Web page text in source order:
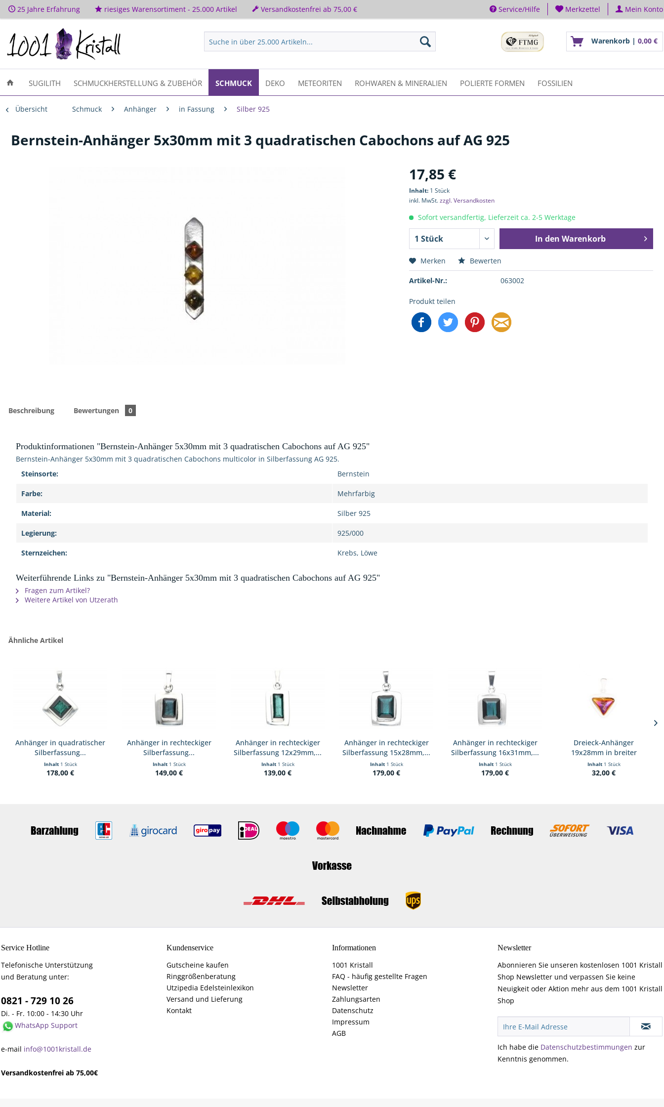
25 Jahre Erfahrung riesiges Warensortiment - 25.000 Artikel Versandkostenfrei ab 75,00 € Service/Hilfe Merkzettel Mein Konto
Warenkorb | 0,00 €
SUGILITH SCHMUCKHERSTELLUNG & ZUBEHÖR SCHMUCK DEKO METEORITEN ROHWAREN & MINERALIEN POLIERTE FORMEN FOSSILIEN
Übersicht Schmuck Anhänger in Fassung Silber 925
Bernstein-Anhänger 5x30mm mit 3 quadratischen Cabochons auf AG 925
17,85 €
Inhalt: 1 Stück
inkl. MwSt.zzgl. Versandkosten
Sofort versandfertig, Lieferzeit ca. 2-5 Werktage
In den Warenkorb
Merken Bewerten
Artikel-Nr.: 063002
Produkt teilen
Beschreibung Bewertungen 0
Produktinformationen "Bernstein-Anhänger 5x30mm mit 3 quadratischen Cabochons auf AG 925"
Bernstein-Anhänger 5x30mm mit 3 quadratischen Cabochons multicolor in Silberfassung AG 925.
Steinsorte:
Bernstein
Farbe: Mehrfarbig
Material: Silber 925
Legierung: 925/000
Sternzeichen: Krebs, Löwe
Weiterführende Links zu "Bernstein-Anhänger 5x30mm mit 3 quadratischen Cabochons auf AG 925"
Fragen zum Artikel?
Weitere Artikel von Utzerath
Ähnliche Artikel
Anhänger in quadratischer
Silberfassung...
Inhalt 1 Stück
178,00 €
Anhänger in rechteckiger
Silberfassung...
Inhalt 1 Stück
149,00 €
Anhänger in rechteckiger
Silberfassung 12x29mm,...
Inhalt 1 Stück
139,00 €
Anhänger in rechteckiger
Silberfassung 15x28mm,...
Inhalt 1 Stück
179,00 €
Anhänger in rechteckiger
Silberfassung 16x31mm,...
Inhalt 1 Stück
179,00 €
Dreieck-Anhänger
19x28mm in breiter
Fassung...
Inhalt 1 Stück
32,00 €
Service Hotline
Telefonische Unterstützung
und Beratung unter:
0821 - 729 10 26
Di. - Fr. 10:00 - 14:30 Uhr
WhatsApp Support
e-mail info@1001kristall.de
Versandkostenfrei ab 75,00€
Kundenservice
Gutscheine kaufen
Ringgrößenberatung
Utzipedia Edelsteinlexikon
Versand und Lieferung
Kontakt
Informationen
1001 Kristall
FAQ - häufig gestellte Fragen
Newsletter
Zahlungsarten
Datenschutz
Impressum
AGB
Newsletter
Abonnieren Sie unseren kostenlosen 1001 Kristall
Shop Newsletter und verpassen Sie keine
Neuigkeit oder Aktion mehr aus dem 1001 Kristall
Shop
Ich habe die Datenschutzbestimmungen zur
Kenntnis genommen.